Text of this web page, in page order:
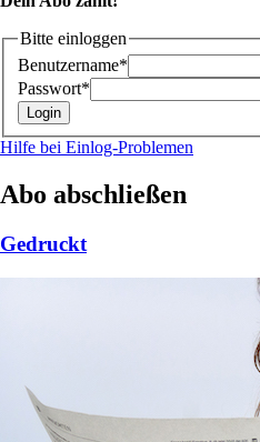
Bitte einloggen
Benutzername*
Passwort*
Hilfe bei Einlog-Problemen
Abo abschließen
Gedruckt